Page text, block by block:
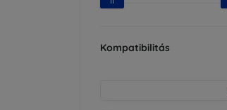
Kompatibilitás